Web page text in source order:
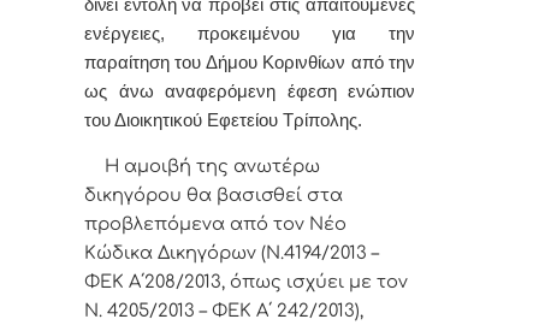
δίνει εντολήνα προβεί στις απαιτούμενες
ενέργειες, προκειμένου για την
παραίτηση του Δήμου Κορινθίων από την
ως άνω αναφερόμενη έφεση ενώπιον
του Διοικητικού Εφετείου Τρίπολης.
Η αμοιβή της ανωτέρω
δικηγόρου θα βασισθεί στα
προβλεπόμενα από τον Νέο
Κώδικα Δικηγόρων (Ν.4194/2013 –
ΦΕΚ Α΄208/2013, όπως ισχύει με τον
Ν. 4205/2013 – ΦΕΚ Α΄ 242/2013),